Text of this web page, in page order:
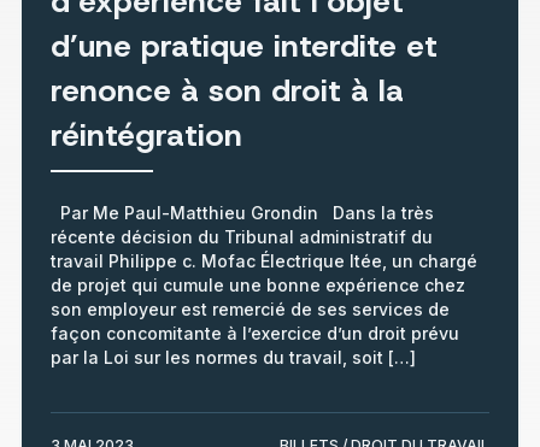
d’une pratique interdite et
renonce à son droit à la
réintégration
Par Me Paul-Matthieu Grondin Dans la très
récente décision du Tribunal administratif du
travail Philippe c. Mofac Électrique ltée, un chargé
de projet qui cumule une bonne expérience chez
son employeur est remercié de ses services de
façon concomitante à l’exercice d’un droit prévu
par la Loi sur les normes du travail, soit […]